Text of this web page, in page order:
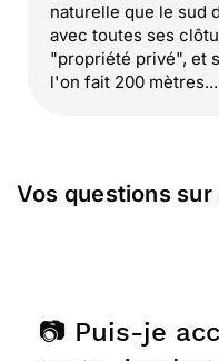
naturelle que le sud
avec toutes ses
"propriété privé", et
l'on fait 200 mètres...
Vos questions
📷 Puis-je